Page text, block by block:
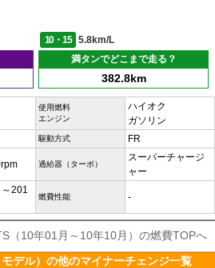
10・15
5.8km/L
満タンでどこまで走る？
382.8km
使用燃料
エンジン
ハイオク
ガソリン
駆動方式 FR
過給器（ターボ）
スーパーチャージ
ャー
201
燃費性能 -
（10年01月～10年10月）の燃費TOPへ
デル）の他のマイナーチェンジ一覧